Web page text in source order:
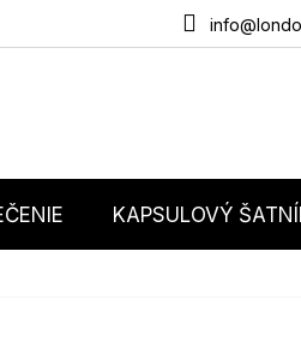
Obchodné podmienky
KAPSULOVÝ